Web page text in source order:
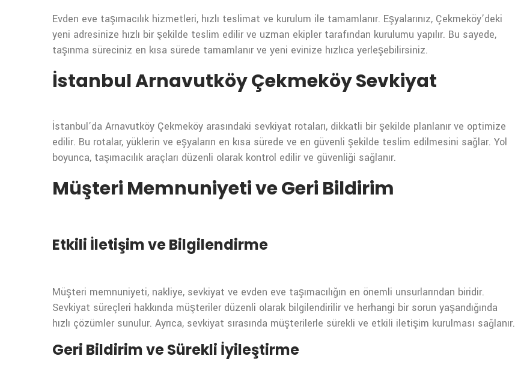
Evden eve taşımacılık hizmetleri, hızlı teslimat ve kurulum ile tamamlanır. Eşyalarınız, Çekmeköy’deki
yeni adresinize hızlı bir şekilde teslim edilir ve uzman ekipler tarafından kurulumu yapılır. Bu sayede,
taşınma süreciniz en kısa sürede tamamlanır ve yeni evinize hızlıca yerleşebilirsiniz.
İstanbul Arnavutköy Çekmeköy Sevkiyat
İstanbul’da Arnavutköy Çekmeköy arasındaki sevkiyat rotaları, dikkatli bir şekilde planlanır ve optimize
edilir. Bu rotalar, yüklerin ve eşyaların en kısa sürede ve en güvenli şekilde teslim edilmesini sağlar. Yol
boyunca, taşımacılık araçları düzenli olarak kontrol edilir ve güvenliği sağlanır.
Müşteri Memnuniyeti ve Geri Bildirim
Etkili İletişim ve Bilgilendirme
Müşteri memnuniyeti, nakliye, sevkiyat ve evden eve taşımacılığın en önemli unsurlarından biridir.
Sevkiyat süreçleri hakkında müşteriler düzenli olarak bilgilendirilir ve herhangi bir sorun yaşandığında
hızlı çözümler sunulur. Ayrıca, sevkiyat sırasında müşterilerle sürekli ve etkili iletişim kurulması sağlanır.
Geri Bildirim ve Sürekli İyileştirme